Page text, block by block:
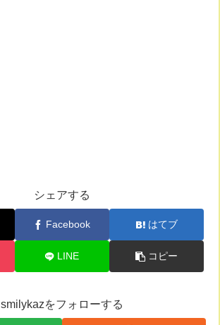
シェアする
Facebook はてブ
LINE コピー
smilykazをフォローする